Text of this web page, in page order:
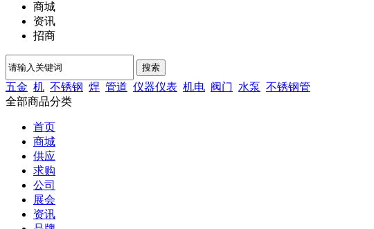
商城
资讯
招商
搜索
五金 机 不锈钢 焊 管道 仪器仪表 机电 阀门 水泵 不锈钢管
全部商品分类
首页
商城
供应
求购
公司
展会
资讯